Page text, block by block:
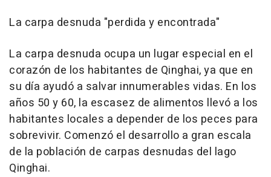
La carpa desnuda "perdida y encontrada"
La carpa desnuda ocupa un lugar especial en el
corazón de los habitantes de Qinghai, ya que en
su día ayudó a salvar innumerables vidas. En los
años 50 y 60, la escasez de alimentos llevó a los
habitantes locales a depender de los peces para
sobrevivir. Comenzó el desarrollo a gran escala
de la población de carpas desnudas del lago
Qinghai.